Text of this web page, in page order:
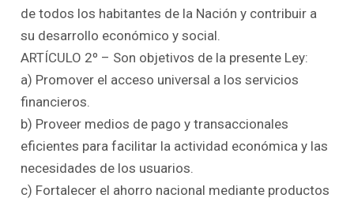
de todos los habitantes de la Nación y contribuir a
su desarrollo económico y social.
ARTÍCULO 2º – Son objetivos de la presente Ley:
a) Promover el acceso universal a los servicios
financieros.
b) Proveer medios de pago y transaccionales
eficientes para facilitar la actividad económica y las
necesidades de los usuarios.
c) Fortalecer el ahorro nacional mediante productos